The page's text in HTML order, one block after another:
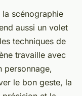
la scénographie
aussi un volet
techniques de
travaille avec
personnage,
le bon geste, la